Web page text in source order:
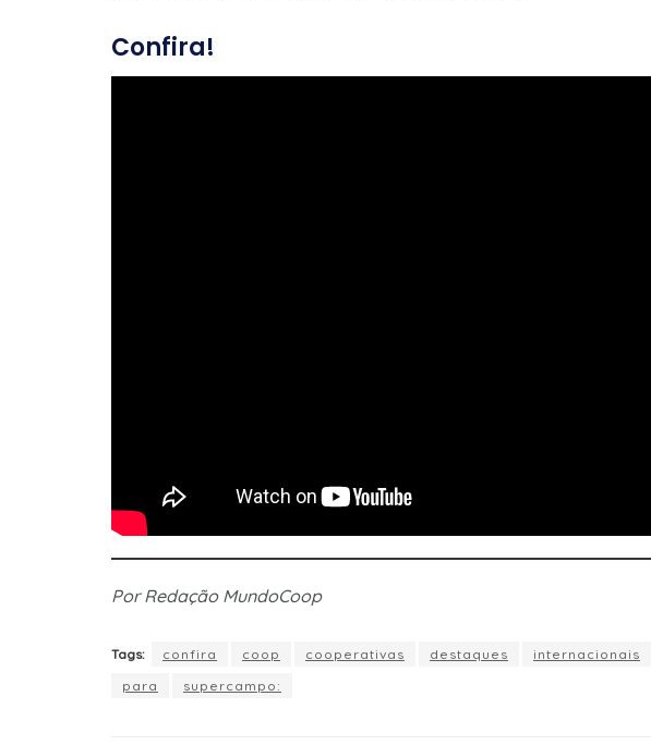
Confira!
Por Redação MundoCoop
Tags: confira coop cooperativas destaques internacionais
para
supercampo: